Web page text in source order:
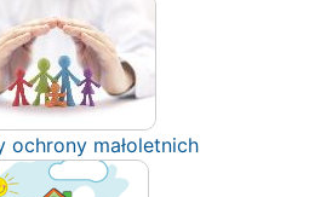
ochrony małoletnich